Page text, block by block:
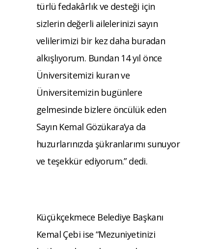
türlü fedakârlık ve desteği için
sizlerin değerli ailelerinizi sayın
velilerimizi bir kez daha buradan
alkışlıyorum. Bundan 14 yıl önce
Üniversitemizi kuran ve
Üniversitemizin bugünlere
gelmesinde bizlere öncülük eden
Sayın Kemal Gözükara’ya da
huzurlarınızda şükranlarımı sunuyor
ve teşekkür ediyorum.” dedi.
Küçükçekmece Belediye Başkanı
Kemal Çebi ise “Mezuniyetinizi